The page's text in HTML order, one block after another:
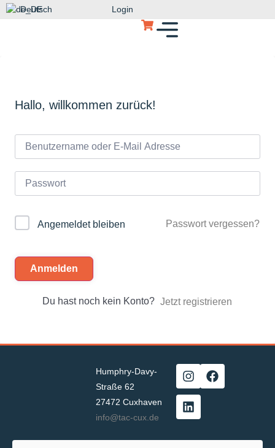
Deutsch Login
Hallo, willkommen zurück!
Angemeldet bleiben Passwort vergessen?
Anmelden
Du hast noch kein Konto? Jetzt registrieren
Humphry-Davy-
Straße 62
27472 Cuxhaven
info@tac-cux.de